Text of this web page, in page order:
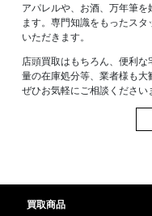
アパレルや、お酒、万年筆
ます。専門知識をもったス
いただきます。
店頭買取はもちろん、便利
量の在庫処分等、業者様も大
ぜひお気軽にご相談ください
買取商品